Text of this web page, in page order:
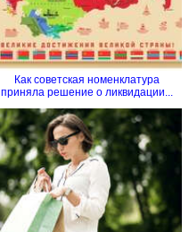
Как советская номенклатура
приняла решение о ликвидации...